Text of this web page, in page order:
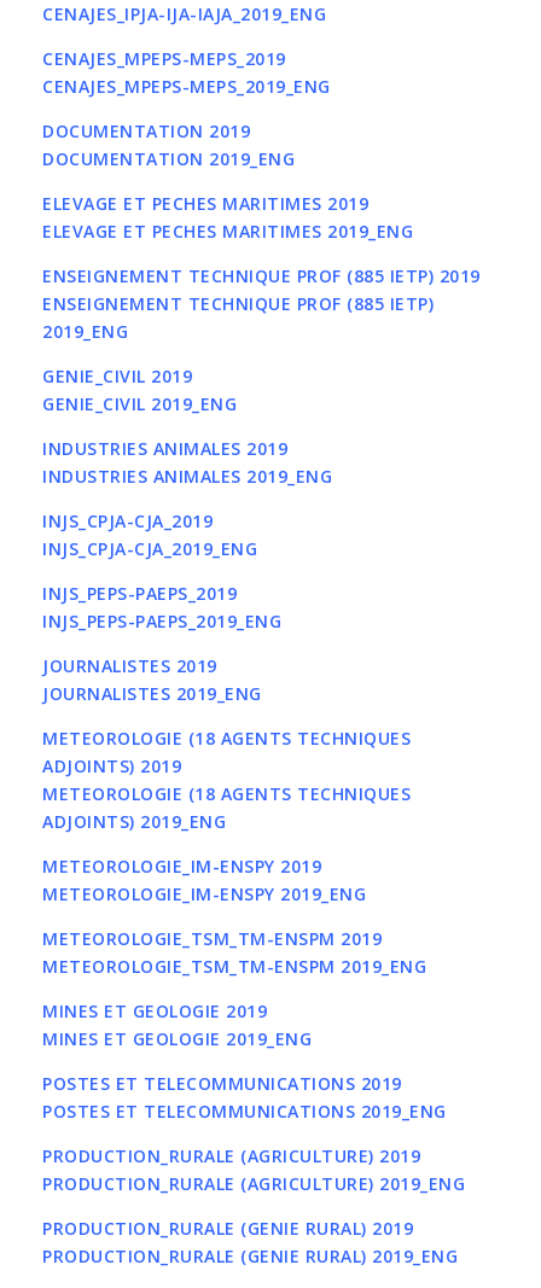
CENAJES_IPJA-IJA-IAJA_2019_ENG
CENAJES_MPEPS-MEPS_2019
CENAJES_MPEPS-MEPS_2019_ENG
DOCUMENTATION 2019
DOCUMENTATION 2019_ENG
ELEVAGE ET PECHES MARITIMES 2019
ELEVAGE ET PECHES MARITIMES 2019_ENG
ENSEIGNEMENT TECHNIQUE PROF (885 IETP) 2019
ENSEIGNEMENT TECHNIQUE PROF (885 IETP)
2019_ENG
GENIE_CIVIL 2019
GENIE_CIVIL 2019_ENG
INDUSTRIES ANIMALES 2019
INDUSTRIES ANIMALES 2019_ENG
INJS_CPJA-CJA_2019
INJS_CPJA-CJA_2019_ENG
INJS_PEPS-PAEPS_2019
INJS_PEPS-PAEPS_2019_ENG
JOURNALISTES 2019
JOURNALISTES 2019_ENG
METEOROLOGIE (18 AGENTS TECHNIQUES
ADJOINTS) 2019
METEOROLOGIE (18 AGENTS TECHNIQUES
ADJOINTS) 2019_ENG
METEOROLOGIE_IM-ENSPY 2019
METEOROLOGIE_IM-ENSPY 2019_ENG
METEOROLOGIE_TSM_TM-ENSPM 2019
METEOROLOGIE_TSM_TM-ENSPM 2019_ENG
MINES ET GEOLOGIE 2019
MINES ET GEOLOGIE 2019_ENG
POSTES ET TELECOMMUNICATIONS 2019
POSTES ET TELECOMMUNICATIONS 2019_ENG
PRODUCTION_RURALE (AGRICULTURE) 2019
PRODUCTION_RURALE (AGRICULTURE) 2019_ENG
PRODUCTION_RURALE (GENIE RURAL) 2019
PRODUCTION_RURALE (GENIE RURAL) 2019_ENG